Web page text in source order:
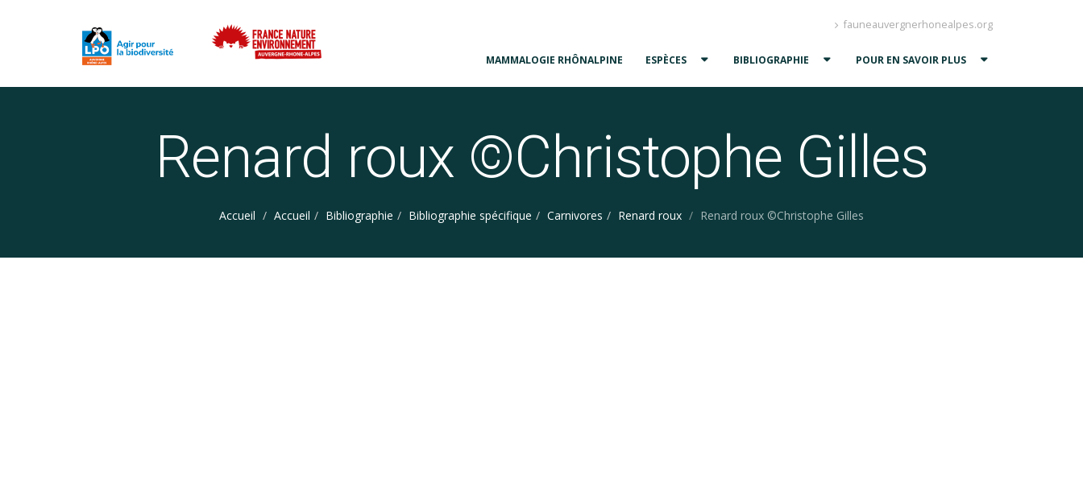
fauneauvergnerhonealpes.org
MAMMALOGIE RHÔNALPINE ESPÈCES BIBLIOGRAPHIE POUR EN SAVOIR PLUS
Renard roux ©Christophe Gilles
Accueil Accueil Bibliographie Bibliographie spécifique Carnivores Renard roux Renard roux ©Christophe Gilles